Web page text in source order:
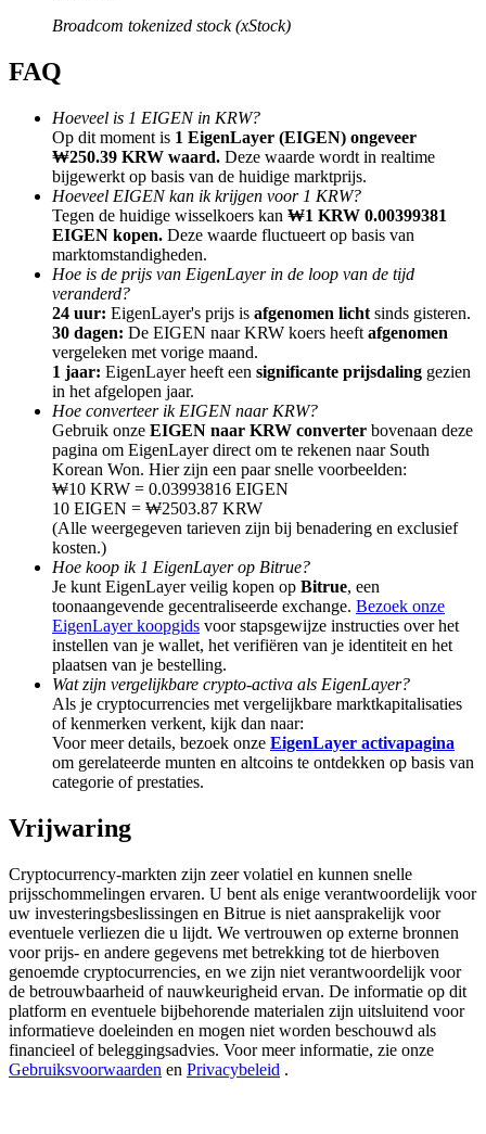
Doorverwijzing
Nodig een vriend uit om contante beloningen te ontvangen
Deposit CASHCAT & Win
Deposit CASHCAT & Win
Share 500000 CASHCAT prize pool
Exclusive for BitMart Users
Register & Trade to Win 500,000 USDT
Precious Metals Trading Carnival
USDT New User Exclusive 10% APR
USDT Flexible Staking | Daily Rewards
New Listing Futures Fest
Trade New Futures, Win 200,000 USDT
Broadcom tokenized stock (xStock)
FAQ
Hoeveel is 1 EIGEN in KRW?
Op dit moment is 1 EigenLayer (EIGEN) ongeveer
₩250.39 KRW waard. Deze waarde wordt in realtime
bijgewerkt op basis van de huidige marktprijs.
Hoeveel EIGEN kan ik krijgen voor 1 KRW?
Tegen de huidige wisselkoers kan ₩1 KRW 0.00399381
EIGEN kopen. Deze waarde fluctueert op basis van
marktomstandigheden.
Hoe is de prijs van EigenLayer in de loop van de tijd
veranderd?
24 uur: EigenLayer's prijs is afgenomen licht sinds gisteren.
30 dagen: De EIGEN naar KRW koers heeft afgenomen
vergeleken met vorige maand.
1 jaar: EigenLayer heeft een significante prijsdaling gezien
in het afgelopen jaar.
Hoe converteer ik EIGEN naar KRW?
Gebruik onze EIGEN naar KRW converter bovenaan deze
pagina om EigenLayer direct om te rekenen naar South
Korean Won. Hier zijn een paar snelle voorbeelden:
₩10 KRW = 0.03993816 EIGEN
10 EIGEN = ₩2503.87 KRW
(Alle weergegeven tarieven zijn bij benadering en exclusief
kosten.)
Hoe koop ik 1 EigenLayer op Bitrue?
Je kunt EigenLayer veilig kopen op Bitrue, een
toonaangevende gecentraliseerde exchange. Bezoek onze
EigenLayer koopgids voor stapsgewijze instructies over het
instellen van je wallet, het verifiëren van je identiteit en het
plaatsen van je bestelling.
Wat zijn vergelijkbare crypto-activa als EigenLayer?
Als je cryptocurrencies met vergelijkbare marktkapitalisaties
of kenmerken verkent, kijk dan naar:
Voor meer details, bezoek onze EigenLayer activapagina
om gerelateerde munten en altcoins te ontdekken op basis van
categorie of prestaties.
Vrijwaring
Cryptocurrency-markten zijn zeer volatiel en kunnen snelle
prijsschommelingen ervaren. U bent als enige verantwoordelijk voor
uw investeringsbeslissingen en Bitrue is niet aansprakelijk voor
eventuele verliezen die u lijdt. We vertrouwen op externe bronnen
voor prijs- en andere gegevens met betrekking tot de hierboven
genoemde cryptocurrencies, en we zijn niet verantwoordelijk voor
de betrouwbaarheid of nauwkeurigheid ervan. De informatie op dit
platform en eventuele bijbehorende materialen zijn uitsluitend voor
informatieve doeleinden en mogen niet worden beschouwd als
financieel of beleggingsadvies. Voor meer informatie, zie onze
Gebruiksvoorwaarden en Privacybeleid .